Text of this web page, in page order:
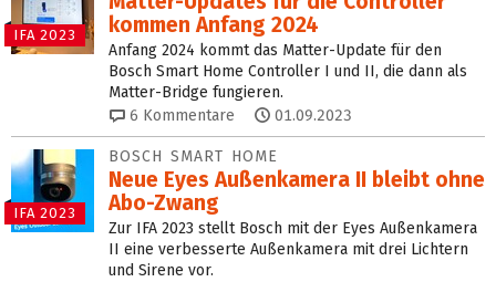
IFA 2023
kommen Anfang 2024
Anfang 2024 kommt das Matter-Update für den
Bosch Smart Home Controller I und II, die dann als
Matter-Bridge fungieren.
6 Kommentare 01.09.2023
IFA 2023
BOSCH SMART HOME
Neue Eyes Außenkamera II bleibt ohne
Abo-Zwang
Zur IFA 2023 stellt Bosch mit der Eyes Außenkamera
II eine verbesserte Außenkamera mit drei Lichtern
und Sirene vor.